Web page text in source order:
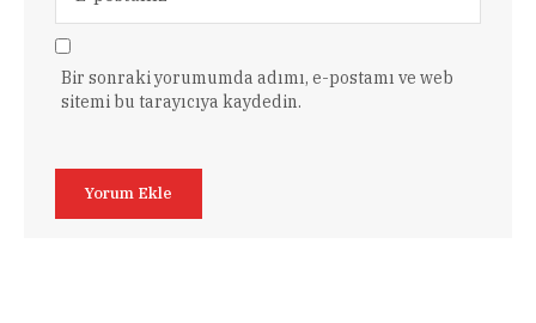
Bir sonraki yorumumda adımı, e-postamı ve web
sitemi bu tarayıcıya kaydedin.